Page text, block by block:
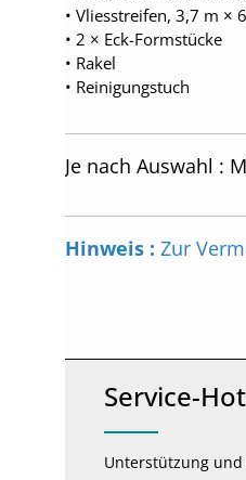
• Vliesstreifen, 3,7 m ×
• 2 × Eck-Formstücke
• Rakel
• Reinigungstuch
Je nach Auswahl :
Hinweis : Zur
Service-
Unterstützung